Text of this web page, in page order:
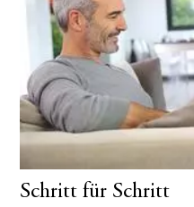
Schritt für Schritt